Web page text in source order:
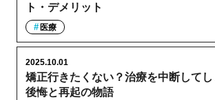
ト・デメリット
医療
矯正行きたくない？治療を中断して
後悔と再起の物語
2025.10.01